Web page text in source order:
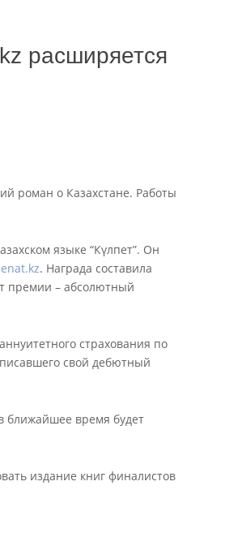
расширяется
роман о Казахстане. Работы
языке “Күлпет”. Он
. Награда составила
премии – абсолютный
страхования по
свой дебютный
ближайшее время будет
издание книг финалистов